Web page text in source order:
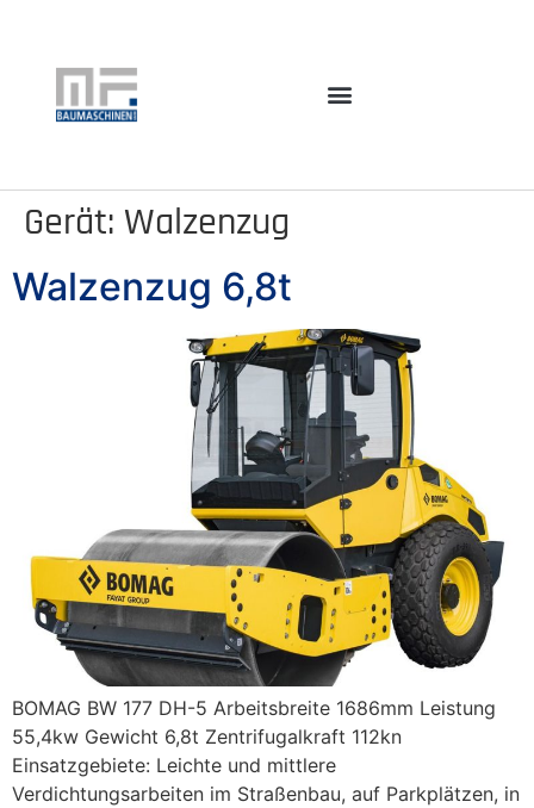
Gerät: Walzenzug
Walzenzug 6,8t
BOMAG BW 177 DH-5 Arbeitsbreite 1686mm Leistung
55,4kw Gewicht 6,8t Zentrifugalkraft 112kn
Einsatzgebiete: Leichte und mittlere
Verdichtungsarbeiten im Straßenbau, auf Parkplätzen, in